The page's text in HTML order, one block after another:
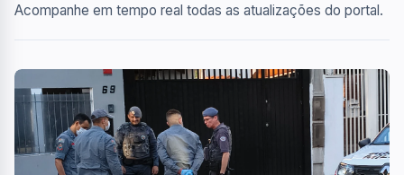
Acompanhe em tempo real todas as atualizações do portal.